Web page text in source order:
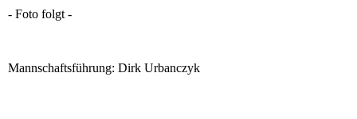
- Foto folgt -
Mannschaftsführung: Dirk Urbanczyk